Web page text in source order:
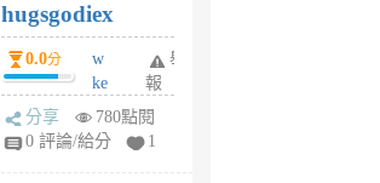
6
個
月
前
hugsgodiex
0.0分
w
ke
rv
pj
舉
報
分享
780點閱
0 評論/給分
1